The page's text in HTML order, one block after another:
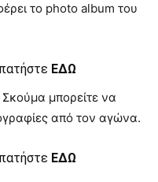
το photo album του
ΕΔΩ
μπορείτε να
από τον αγώνα.
ΕΔΩ